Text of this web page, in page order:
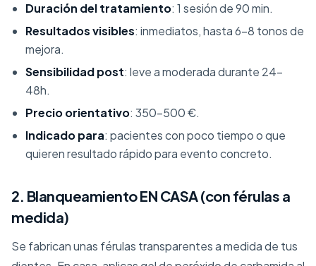
Duración del tratamiento: 1 sesión de 90 min.
Resultados visibles: inmediatos, hasta 6-8 tonos de
mejora.
Sensibilidad post: leve a moderada durante 24-
48h.
Precio orientativo: 350-500 €.
Indicado para: pacientes con poco tiempo o que
quieren resultado rápido para evento concreto.
2. Blanqueamiento EN CASA (con férulas a
medida)
Se fabrican unas férulas transparentes a medida de tus